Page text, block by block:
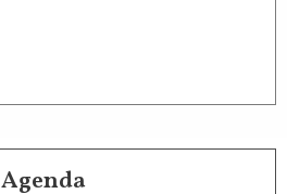
Agenda